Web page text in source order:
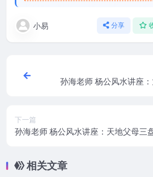
小易 分享
孙海老师 杨公风水讲座
下一篇
孙海老师 杨公风水讲座：天地父母三
相关文章